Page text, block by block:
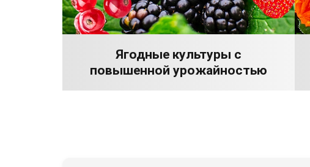
Ягодные культуры с
повышенной урожайностью